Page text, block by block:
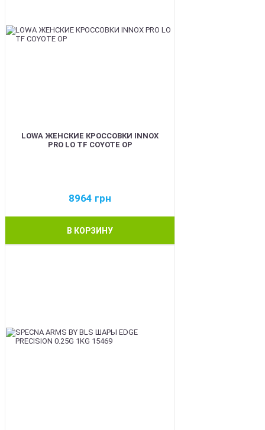
LOWA ЖЕНСКИЕ КРОССОВКИ INNOX
PRO LO TF COYOTE OP
8964 грн
В КОРЗИНУ